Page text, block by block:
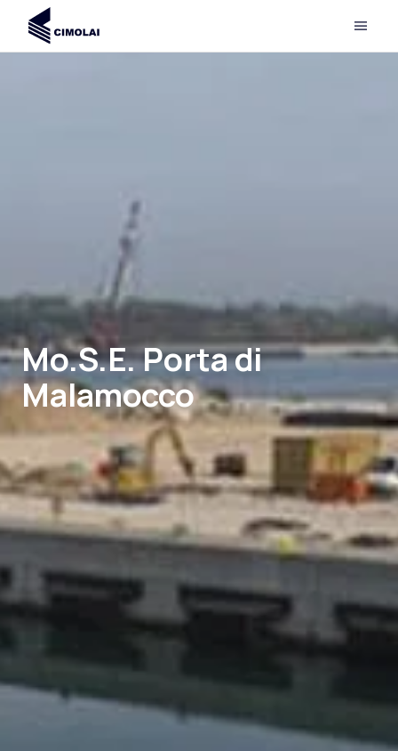
Mo.S.E. Porta di
Malamocco